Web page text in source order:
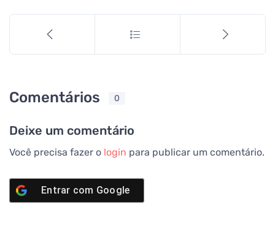
Comentários 0
Deixe um comentário
Você precisa fazer o login para publicar um comentário.
Entrar com Google